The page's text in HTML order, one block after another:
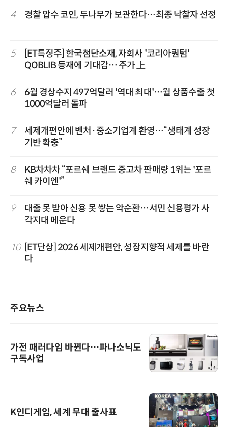
4 경찰 압수 코인, 두나무가 보관한다…최종 낙찰자 선정
5
[ET특징주] 한국첨단소재, 자회사 '코리아퀀텀'
QOBLIB 등재에 기대감… 주가 上
6
6월 경상수지 497억달러 '역대 최대'…월 상품수출 첫
1000억달러 돌파
7
세제개편안에 벤처·중소기업계 환영…“생태계 성장
기반 확충”
8
KB차차차 “포르쉐 브랜드 중고차 판매량 1위는 '포르
쉐 카이엔'”
9
대출 못 받아 신용 못 쌓는 악순환…서민 신용평가 사
각지대 메운다
10
[ET단상] 2026 세제개편안, 성장지향적 세제를 바란
다
주요뉴스
가전 패러다임 바뀐다…파나소닉도
구독사업
K인디게임, 세계 무대 출사표